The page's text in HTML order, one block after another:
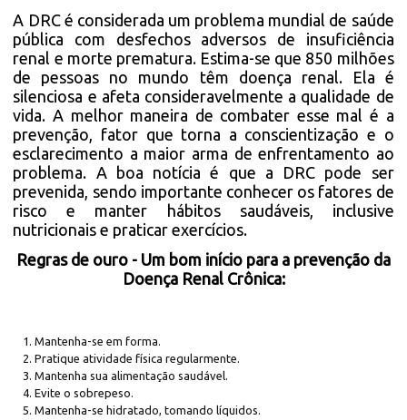
A DRC é considerada um problema mundial de saúde
pública com desfechos adversos de insuficiência
renal e morte prematura. Estima-se que 850 milhões
de pessoas no mundo têm doença renal. Ela é
silenciosa e afeta consideravelmente a qualidade de
vida. A melhor maneira de combater esse mal é a
prevenção, fator que torna a conscientização e o
esclarecimento a maior arma de enfrentamento ao
problema. A boa notícia é que a DRC pode ser
prevenida, sendo importante conhecer os fatores de
risco e manter hábitos saudáveis, inclusive
nutricionais e praticar exercícios.
Regras de ouro - Um bom início para a prevenção da
Doença Renal Crônica:
Mantenha-se em forma.
Pratique atividade física regularmente.
Mantenha sua alimentação saudável.
Evite o sobrepeso.
Mantenha-se hidratado, tomando líquidos.